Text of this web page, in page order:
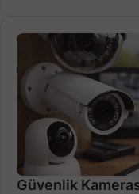
Güvenlik